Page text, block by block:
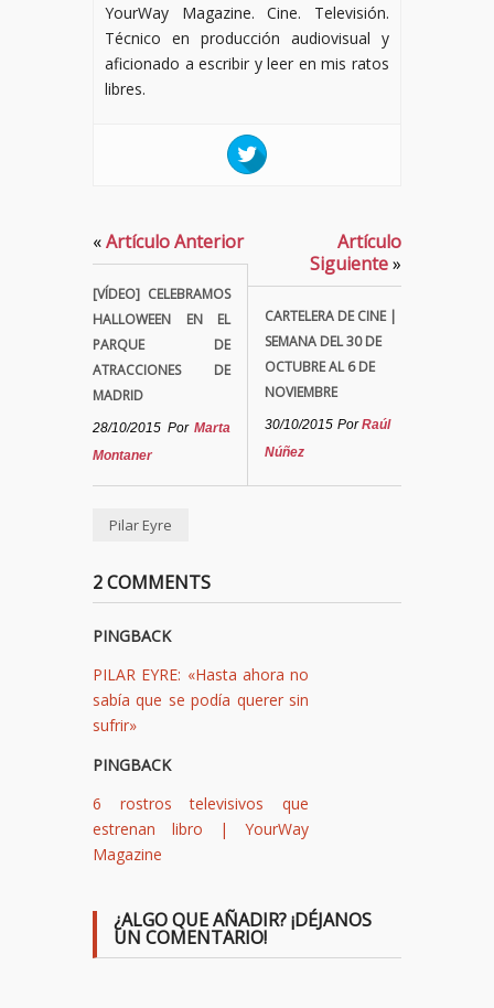
YourWay Magazine. Cine. Televisión.
Técnico en producción audiovisual y
aficionado a escribir y leer en mis ratos
libres.
«Artículo Anterior
[VÍDEO] CELEBRAMOS
HALLOWEEN EN EL
PARQUE DE
ATRACCIONES DE
MADRID
28/10/2015 Por Marta
Montaner
Artículo
Siguiente»
CARTELERA DE CINE |
SEMANA DEL 30 DE
OCTUBRE AL 6 DE
NOVIEMBRE
30/10/2015 PorRaúl
Núñez
Pilar Eyre
2 COMMENTS
PINGBACK
PILAR EYRE: «Hasta ahora no
sabía que se podía querer sin
sufrir»
PINGBACK
6 rostros televisivos que
estrenan libro | YourWay
Magazine
¿ALGO QUE AÑADIR? ¡DÉJANOS
UN COMENTARIO!